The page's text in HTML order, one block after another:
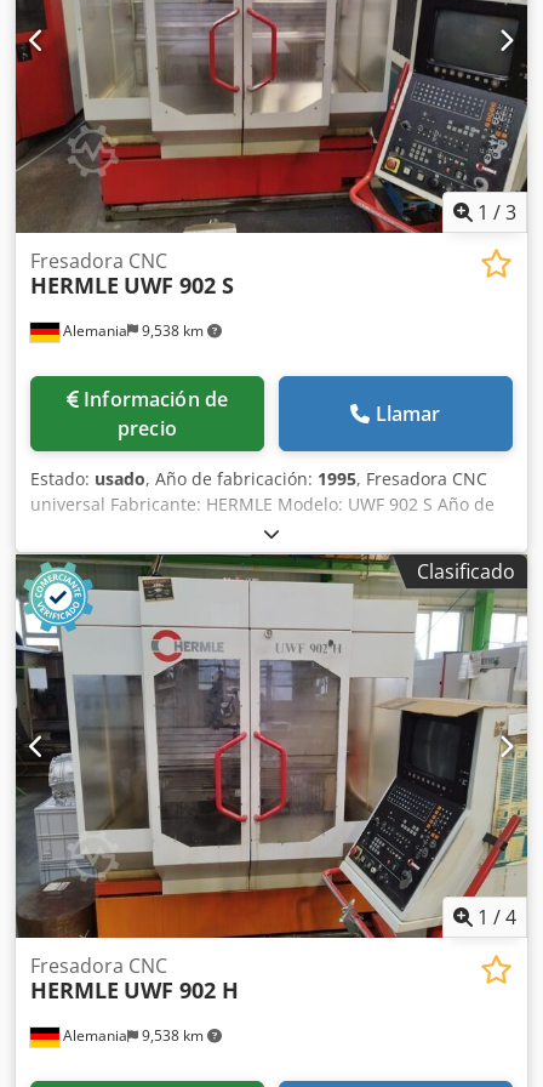
1 /3
Alemania 9,538 km
Fresadora CNC
HERMLE UWF 902 S
Información de
precio
Llamar
Estado: usado, Año de fabricación: 1995, Fresadora CNC
universal Fabricante: HERMLE Modelo: UWF 902 S Año de
fabricación: 1995 Horas de funcionamiento: 65.071 Control:
HEIDENHAIN TNC 426 Área de trabajo X/Y/Z: 600 x 450 x
500 mm Rango de velocidad: 20 - 6.300 rpm
Portaherramientas: SK 40 Palpador 3D M & H (para el
posicionamiento de la pieza de trabajo) Dispositivo de
fresado vertical-horizontal Mandril de perforación Sistema
de refrigeración Mesa giratoria: 900 x 458 Peso: 4.000 kg
Dimensiones de la máquina: Largo x Ancho x Alto: aprox.:
3.900 x 2.000 x 2.000 mm Dcjdpfxsv Rxa Ss Aa Hok ä3826
Clasificado
1 /4
Alemania 9,538 km
Fresadora CNC
HERMLE UWF 902 H